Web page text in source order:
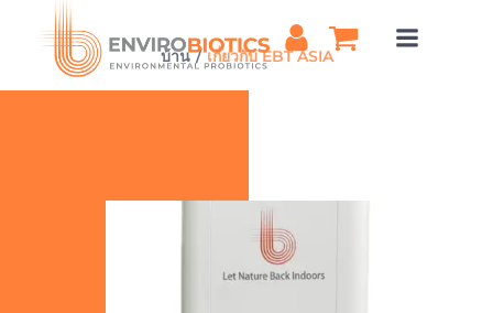
ไป
ยัง
เนื้อหา
บ้าน เกี่ยวกับ EBT ASIA